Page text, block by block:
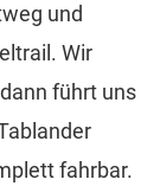
und
Wir
führt uns
fahrbar.